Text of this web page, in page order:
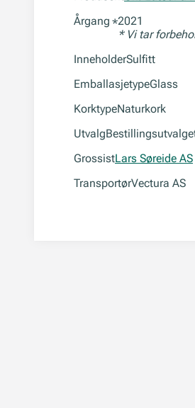
Årgang *2021
* Vi tar
InneholderSulfitt
EmballasjetypeGlass
KorktypeNaturkork
Utvalg
GrossistLars Søreide AS
TransportørVectura AS